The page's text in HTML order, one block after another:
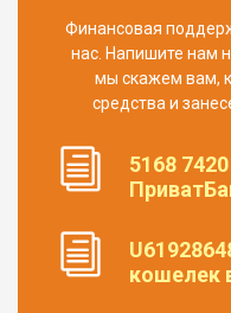
Финансовая
нас. Напишите нам
мы скажем вам,
средства и
5168
кошелек